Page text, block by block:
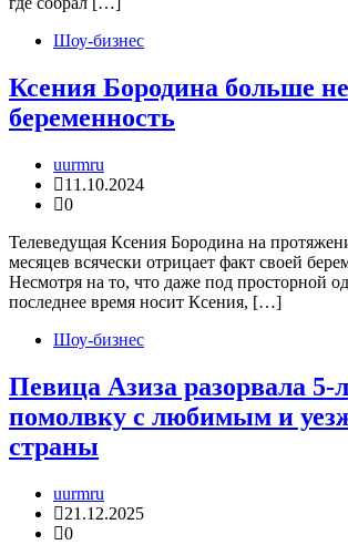
Шоу-бизнес
Ксения Бородина больше
беременность
uurmru
11.10.2024
0
Телеведущая Ксения Бородина на
месяцев всячески отрицает факт своей
Несмотря на то, что даже под просторной
последнее время носит Ксения, […]
Шоу-бизнес
Певица Азиза разорвала
помолвку с любимым и
страны
uurmru
21.12.2025
0